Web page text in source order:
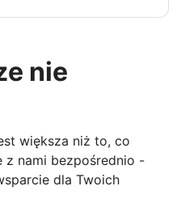
nie
większa niż to, co
z nami bezpośrednio -
dla Twoich